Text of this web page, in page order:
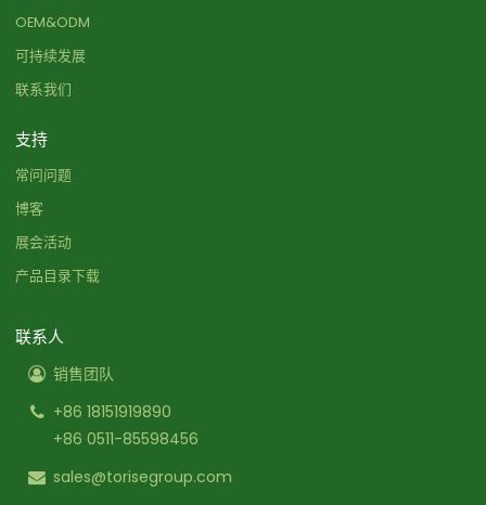
OEM&ODM
可持续发展
联系我们
支持
常问问题
博客
展会活动
产品目录下载
联系人
销售团队
+86 18151919890
+86 0511-85598456
sales@torisegroup.com